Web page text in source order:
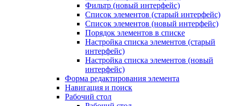
Фильтр (новый интерфейс)
Список элементов (старый интерфейс)
Список элементов (новый интерфейс)
Порядок элементов в списке
Настройка списка элементов (старый
интерфейс)
Настройка списка элементов (новый
интерфейс)
Форма редактирования элемента
Навигация и поиск
Рабочий стол